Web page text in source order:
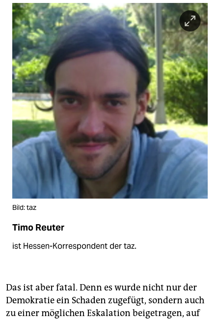
Bild: taz
Timo Reuter
ist Hessen-Korrespondent der taz.
Das ist aber fatal. Denn es wurde nicht nur der
Demokratie ein Schaden zugefügt, sondern auch
zu einer möglichen Eskalation beigetragen, auf